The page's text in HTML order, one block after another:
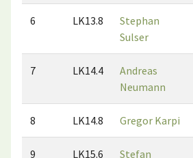
6 LK13.8
Stephan
Sulser
7 LK14.4
Andreas
Neumann
8 LK14.8 Gregor Karpi
9 LK15.6
Stefan